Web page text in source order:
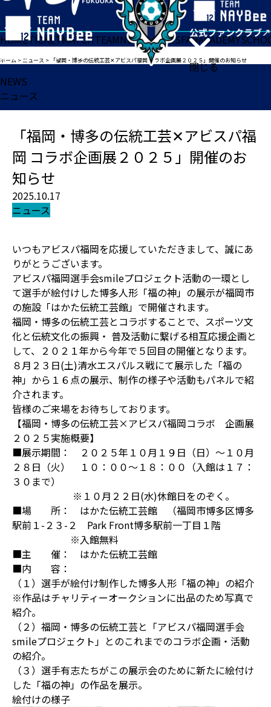
閉じる
HOMETICKETMATCHTEAMNEWSGOODSFANACADEMY
ホーム >ニュース > 「福岡・博多の伝統工芸✕アビスパ福岡 コラボ企画展２０２５」開催のお知らせ
NEWS
ニュース
「福岡・博多の伝統工芸✕アビスパ福
岡 コラボ企画展２０２５」開催のお
知らせ
2025.10.17
ニュース
いつもアビスパ福岡を応援していただきまして、誠にあ
りがとうございます。
アビスパ福岡選手会smileプロジェクト活動の一環とし
て選手が絵付けした博多人形「福の神」の展示が福岡市
の施設「はかた伝統工芸館」で開催されます。
福岡・博多の伝統工芸とコラボすることで、スポーツ文
化と伝統文化の振興・ 普及活動に繋げる相互応援企画と
して、２０２１年から今年で５回目の開催となります。
８月２３日(土)清水エスパルス戦にて展示した「福の
神」から１６点の展示、制作の様子や活動もパネルで紹
介されます。
皆様のご来場をお待ちしております。
【福岡・博多の伝統工芸×アビスパ福岡コラボ 企画展
２０２５実施概要】
■展示期間： ２０２５年１０月１９日（日）～１０月
２８日（火） １０：００～１８：００（入館は１７：
３０まで）
※１０月２２日(水)休館日をのぞく。
■場 所： はかた伝統工芸館 （福岡市博多区博多
駅前１-２３-２ Park Front博多駅前一丁目１階
※入館無料
■主 催： はかた伝統工芸館
■内 容：
（１）選手が絵付け制作した博多人形「福の神」の紹介
※作品はチャリティーオークションに出品のため写真で
紹介。
（２）福岡・博多の伝統工芸と「アビスパ福岡選手会
smileプロジェクト」とのこれまでのコラボ企画・活動
の紹介。
（３）選手有志たちがこの展示会のために新たに絵付け
した「福の神」の作品を展示。
絵付けの様子